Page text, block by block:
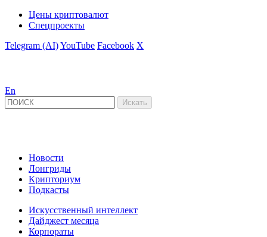
Цены криптовалют
Спецпроекты
Telegram (AI)YouTube Facebook X
En
Новости
Лонгриды
Крипториум
Подкасты
Искусственный интеллект
Дайджест месяца
Корпораты